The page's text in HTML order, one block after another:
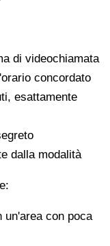
di videochiamata
concordato
esattamente
dalla modalità
un'area con poca